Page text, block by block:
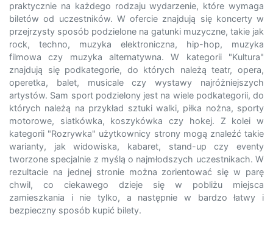
praktycznie na każdego rodzaju wydarzenie, które wymaga
biletów od uczestników. W ofercie znajdują się koncerty w
przejrzysty sposób podzielone na gatunki muzyczne, takie jak
rock, techno, muzyka elektroniczna, hip-hop, muzyka
filmowa czy muzyka alternatywna. W kategorii "Kultura"
znajdują się podkategorie, do których należą teatr, opera,
operetka, balet, musicale czy wystawy najróżniejszych
artystów. Sam sport podzielony jest na wiele podkategorii, do
których należą na przykład sztuki walki, piłka nożna, sporty
motorowe, siatkówka, koszykówka czy hokej. Z kolei w
kategorii "Rozrywka" użytkownicy strony mogą znaleźć takie
warianty, jak widowiska, kabaret, stand-up czy eventy
tworzone specjalnie z myślą o najmłodszych uczestnikach. W
rezultacie na jednej stronie można zorientować się w parę
chwil, co ciekawego dzieje się w pobliżu miejsca
zamieszkania i nie tylko, a następnie w bardzo łatwy i
bezpieczny sposób kupić bilety.